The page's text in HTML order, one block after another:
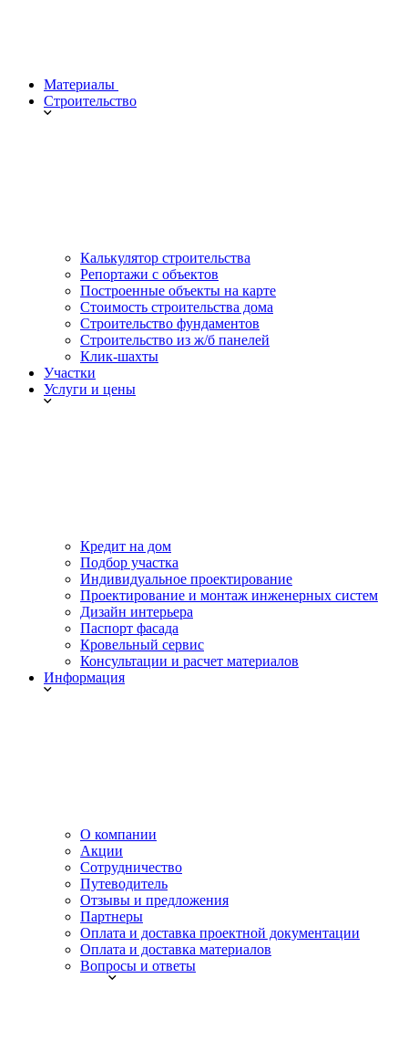
Материалы
Строительство
Калькулятор строительства
Репортажи с объектов
Построенные объекты на карте
Стоимость строительства дома
Строительство фундаментов
Строительство из ж/б панелей
Клик-шахты
Участки
Услуги и цены
Кредит на дом
Подбор участка
Индивидуальное проектирование
Проектирование и монтаж инженерных систем
Дизайн интерьера
Паспорт фасада
Кровельный сервис
Консультации и расчет материалов
Информация
О компании
Акции
Сотрудничество
Путеводитель
Отзывы и предложения
Партнеры
Оплата и доставка проектной документации
Оплата и доставка материалов
Вопросы и ответы